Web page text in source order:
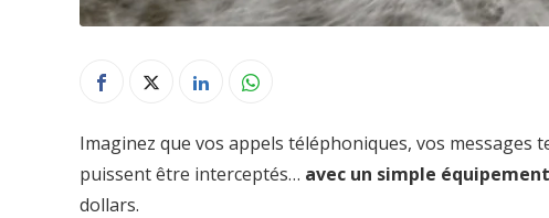
Imaginez que vos appels téléphoniques, vos messages
puissent être interceptés… avec un simple
dollars.